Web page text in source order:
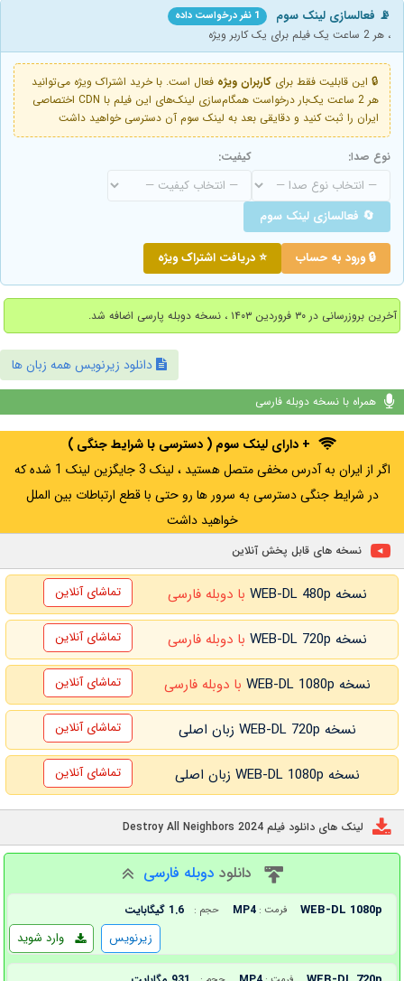
📡 فعالسازی لینک سوم 1 نفر درخواست داده
، هر 2 ساعت یک فیلم برای یک کاربر ویژه
🔒 این قابلیت فقط برای کاربران ویژه فعال است. با خرید اشتراک ویژه می‌توانید
هر 2 ساعت یک‌بار درخواست همگام‌سازی لینک‌های این فیلم با CDN اختصاصی
ایران را ثبت کنید و دقایقی بعد به لینک سوم آن دسترسی خواهید داشت
نوع صدا: کیفیت:
🔄 فعالسازی لینک سوم
🔒 ورود به حساب ⭐ دریافت اشتراک ویژه
آخرین بروزرسانی در ۳۰ فروردین ۱۴۰۳ ، نسخه دوبله پارسی اضافه شد.
دانلود زیرنویس همه زبان ها
همراه با نسخه دوبله فارسی
+ دارای لینک سوم ( دسترسی با شرایط جنگی )
اگر از ایران به آدرس مخفی متصل هستید ، لینک 3 جایگزین لینک 1 شده که
در شرایط جنگی دسترسی به سرور ها رو حتی با قطع ارتباطات بین الملل
خواهید داشت
نسخه های قابل پخش آنلاین
نسخه WEB-DL 480p با دوبله فارسی تماشای آنلاین
نسخه WEB-DL 720p با دوبله فارسی تماشای آنلاین
نسخه WEB-DL 1080p با دوبله فارسی تماشای آنلاین
نسخه WEB-DL 720p زبان اصلی تماشای آنلاین
نسخه WEB-DL 1080p زبان اصلی تماشای آنلاین
لینک های دانلود فیلم Destroy All Neighbors 2024
دانلود دوبله فارسی
WEB-DL 1080p فرمت : MP4 حجم : 1.6 گیگابایت
وارد شوید زیرنویس